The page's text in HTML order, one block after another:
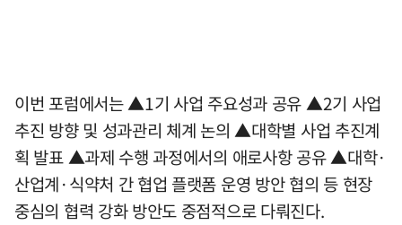
이번 포럼에서는 ▲1기 사업 주요성과 공유 ▲2기 사업
추진 방향 및 성과관리 체계 논의 ▲대학별 사업 추진계
획 발표 ▲과제 수행 과정에서의 애로사항 공유 ▲대학·
산업계·식약처 간 협업 플랫폼 운영 방안 협의 등 현장
중심의 협력 강화 방안도 중점적으로 다뤄진다.